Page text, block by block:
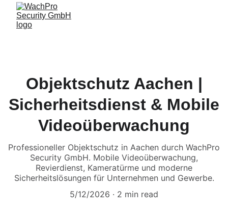
Objektschutz Aachen |
Sicherheitsdienst & Mobile
Videoüberwachung
Professioneller Objektschutz in Aachen durch WachPro
Security GmbH. Mobile Videoüberwachung,
Revierdienst, Kameratürme und moderne
Sicherheitslösungen für Unternehmen und Gewerbe.
5/12/2026
2 min read